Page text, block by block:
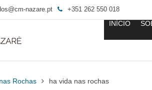
nazare.pt +351 262 550 018
INÍCIO
Rochas ha vida nas rochas